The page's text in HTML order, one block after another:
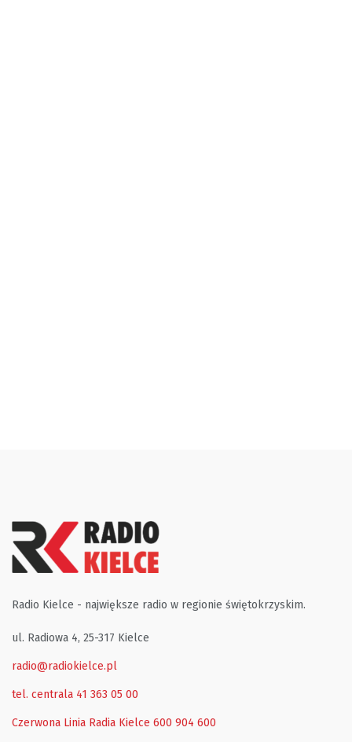
Radio Kielce - największe radio w regionie świętokrzyskim.
ul. Radiowa 4, 25-317 Kielce
radio@radiokielce.pl
tel. centrala 41 363 05 00
Czerwona Linia Radia Kielce 600 904 600